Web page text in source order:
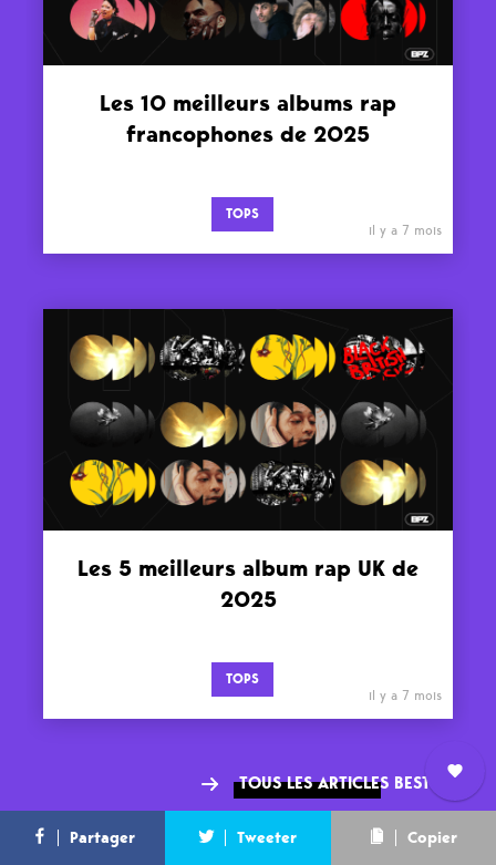
L’équipe
Nous
rejoindre
Newsletter
Partager Tweeter Copier
Les 10 meilleurs albums rap
francophones de 2025
TOPS
il y a 7 mois
Les 5 meilleurs album rap UK de
2025
TOPS
il y a 7 mois
TOUS LES ARTICLES BEST OF